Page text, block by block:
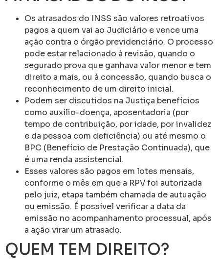
Os atrasados do INSS são valores retroativos
pagos a quem vai ao Judiciário e vence uma
ação contra o órgão previdenciário. O processo
pode estar relacionado à revisão, quando o
segurado prova que ganhava valor menor e tem
direito a mais, ou à concessão, quando busca o
reconhecimento de um direito inicial.
Podem ser discutidos na Justiça benefícios
como auxílio-doença, aposentadoria (por
tempo de contribuição, por idade, por invalidez
e da pessoa com deficiência) ou até mesmo o
BPC (Benefício de Prestação Continuada), que
é uma renda assistencial.
Esses valores são pagos em lotes mensais,
conforme o mês em que a RPV foi autorizada
pelo juiz, etapa também chamada de autuação
ou emissão. É possível verificar a data da
emissão no acompanhamento processual, após
a ação virar um atrasado.
QUEM TEM DIREITO?